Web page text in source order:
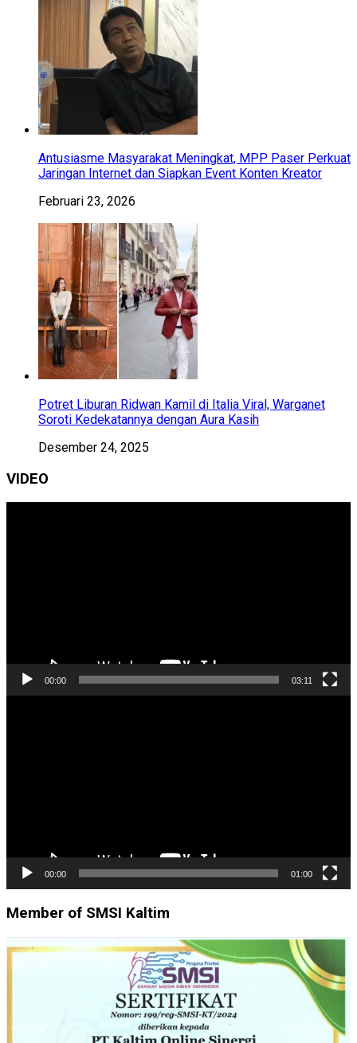
Antusiasme Masyarakat Meningkat, MPP Paser Perkuat
Jaringan Internet dan Siapkan Event Konten Kreator
Februari 23, 2026
Potret Liburan Ridwan Kamil di Italia Viral, Warganet
Soroti Kedekatannya dengan Aura Kasih
Desember 24, 2025
VIDEO
00:00 03:11
00:00 01:00
Member of SMSI Kaltim